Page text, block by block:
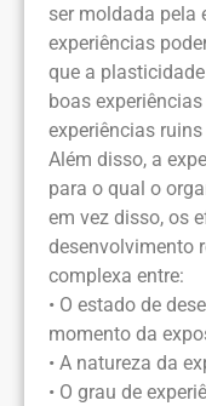
ser moldada pela
experiências
que a
boas
experiências ruins
Além disso, a
para o qual o
em vez disso, os
desenvolvimento
complexa entre:
• O estado de
momento da
• A natureza da
• O grau de